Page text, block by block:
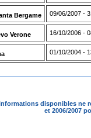
Bergame 09/06/2007 -
Verone 16/10/2006 -
01/10/2004 -
disponibles ne
et 2006/2007